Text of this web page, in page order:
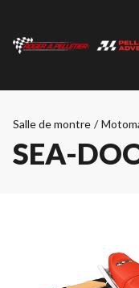
Salle de montre /
SEA-